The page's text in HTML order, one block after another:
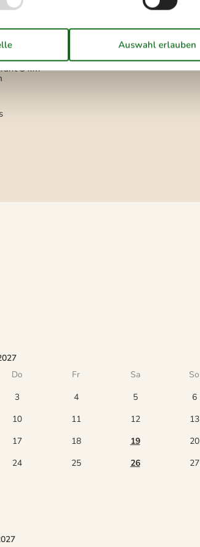
50 m
8 km
Do Fr Sa
So
3 4 5
6
10 11 12
13
17 18 19
20
24 25 26
27